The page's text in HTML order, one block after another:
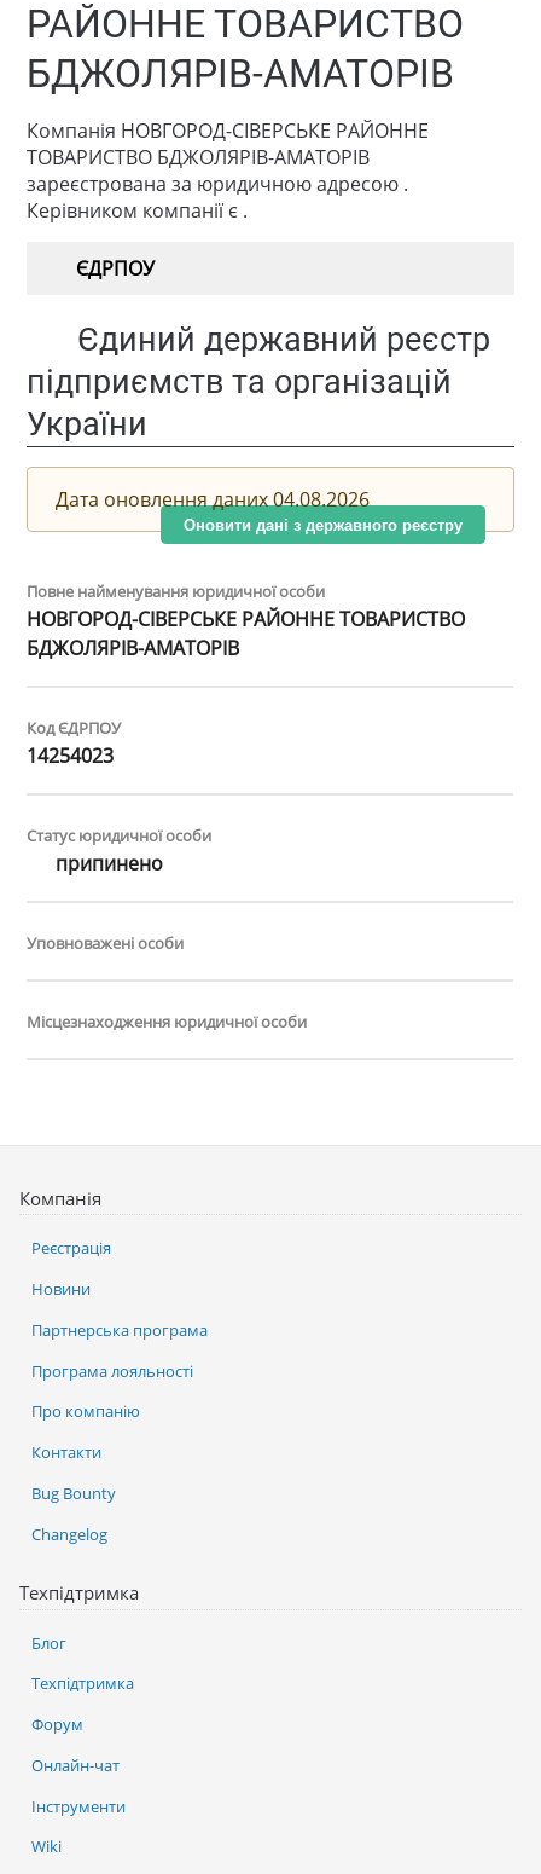
РАЙОННЕ ТОВАРИСТВО
БДЖОЛЯРІВ-АМАТОРІВ
Компанія НОВГОРОД-СІВЕРСЬКЕ РАЙОННЕ
ТОВАРИСТВО БДЖОЛЯРІВ-АМАТОРІВ
зареєстрована за юридичною адресою .
Керівником компанії є .
ЄДРПОУ
Єдиний державний реєстр
підприємств та організацій
України
Дата оновлення даних 04.08.2026
Оновити дані з державного реєстру
Повне найменування юридичної особи
НОВГОРОД-СІВЕРСЬКЕ РАЙОННЕ ТОВАРИСТВО
БДЖОЛЯРІВ-АМАТОРІВ
Код ЄДРПОУ
14254023
Статус юридичної особи
припинено
Уповноважені особи
Місцезнаходження юридичної особи
Компанія
Реєстрація
Новини
Партнерська програма
Програма лояльності
Про компанію
Контакти
Bug Bounty
Changelog
Техпідтримка
Блог
Техпідтримка
Форум
Онлайн-чат
Інструменти
Wiki